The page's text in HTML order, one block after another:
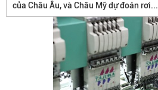
của Châu Âu, và Châu Mỹ dự đoán rơi...